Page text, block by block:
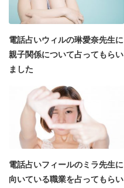
電話占いウィルの琳愛奈先生に
親子関係について占ってもらい
ました
電話占いフィールのミラ先生に
向いている職業を占ってもらい